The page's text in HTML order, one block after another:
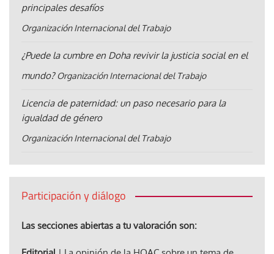
principales desafíos
Organización Internacional del Trabajo
¿Puede la cumbre en Doha revivir la justicia social en el
mundo? Organización Internacional del Trabajo
Licencia de paternidad: un paso necesario para la
igualdad de género
Organización Internacional del Trabajo
Participación y diálogo
Las secciones abiertas a tu valoración son: